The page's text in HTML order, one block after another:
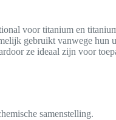
voor titanium en
gebruikt vanwege hun
ze ideaal zijn voor
samenstelling.